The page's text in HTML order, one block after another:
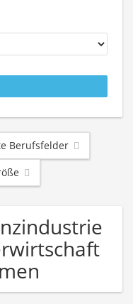
Berufsfelder